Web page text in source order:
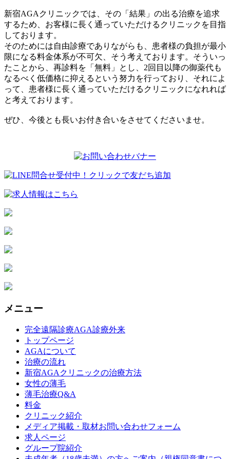
新宿AGAクリニックでは、その「結果」の出る治療を追求
するため、お客様に長く通っていただけるクリニックを目指
しております。
そのためには自由診療でありながらも、患者様の負担が最小
限になる料金体系が不可欠、そう考えております。そういっ
たことから、再診料を「無料」とし、2回目以降の御薬代も
なるべく低価格に抑えるという努力を行っており、それによ
って、患者様に長く通っていただけるクリニックになれれば
と考えております。
ぜひ、今後とも長いお付き合いをさせてくださいませ。
メニュー
完全遠隔診療AGA診療外来
トップページ
AGAについて
治療の流れ
新宿AGAクリニックの治療方法
女性の薄毛
薄毛治療Q&A
料金
クリニック紹介
メディア掲載・取材お問い合わせフォーム
求人ページ
グループ院紹介